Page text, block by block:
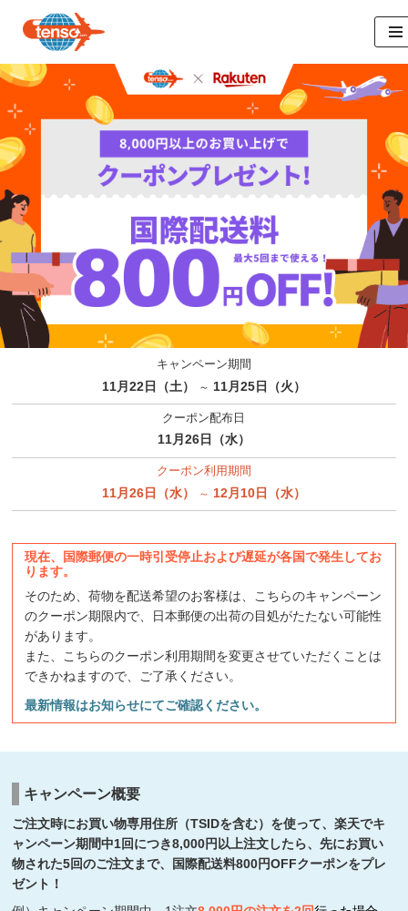
ン
テ
ツ
へ
ス
プ
キャンペーン期間
11月22日（土） ～ 11月25日（火）
クーポン配布日
11月26日（水）
クーポン利用期間
11月26日（水） ～ 12月10日（水）
現在、国際郵便の一時引受停止および遅延が各国で発生してお
ります。
そのため、荷物を配送希望のお客様は、こちらのキャンペーン
のクーポン期限内で、日本郵便の出荷の目処がたたない可能性
があります。
また、こちらのクーポン利用期間を変更させていただくことは
できかねますので、ご了承ください。
最新情報はお知らせにてご確認ください。
キャンペーン概要
ご注文時にお買い物専用住所（TSIDを含む）を使って、楽天でキ
ャンペーン期間中1回につき8,000円以上注文したら、先にお買い
物された5回のご注文まで、国際配送料800円OFFクーポンをプレ
ゼント！